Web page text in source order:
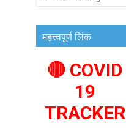
महत्त्वपूर्ण लिंक
🔴 COVID
19
TRACKER